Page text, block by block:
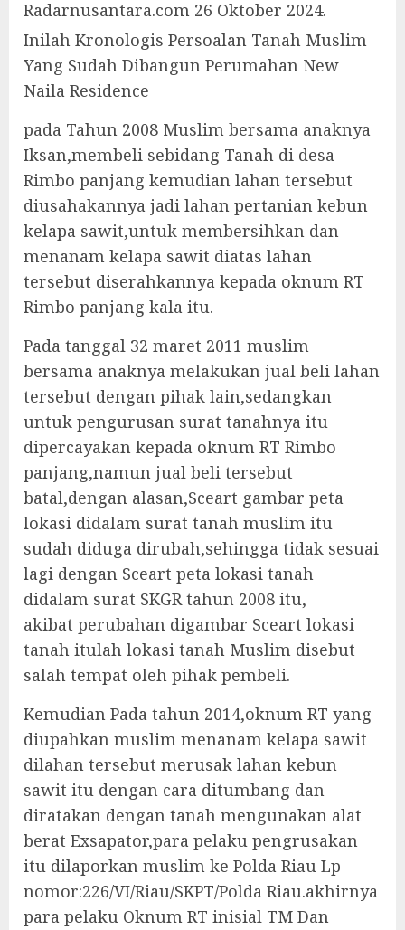
Radarnusantara.com 26 Oktober 2024.
Inilah Kronologis Persoalan Tanah Muslim
Yang Sudah Dibangun Perumahan New
Naila Residence
pada Tahun 2008 Muslim bersama anaknya
Iksan,membeli sebidang Tanah di desa
Rimbo panjang kemudian lahan tersebut
diusahakannya jadi lahan pertanian kebun
kelapa sawit,untuk membersihkan dan
menanam kelapa sawit diatas lahan
tersebut diserahkannya kepada oknum RT
Rimbo panjang kala itu.
Pada tanggal 32 maret 2011 muslim
bersama anaknya melakukan jual beli lahan
tersebut dengan pihak lain,sedangkan
untuk pengurusan surat tanahnya itu
dipercayakan kepada oknum RT Rimbo
panjang,namun jual beli tersebut
batal,dengan alasan,Sceart gambar peta
lokasi didalam surat tanah muslim itu
sudah diduga dirubah,sehingga tidak sesuai
lagi dengan Sceart peta lokasi tanah
didalam surat SKGR tahun 2008 itu,
akibat perubahan digambar Sceart lokasi
tanah itulah lokasi tanah Muslim disebut
salah tempat oleh pihak pembeli.
Kemudian Pada tahun 2014,oknum RT yang
diupahkan muslim menanam kelapa sawit
dilahan tersebut merusak lahan kebun
sawit itu dengan cara ditumbang dan
diratakan dengan tanah mengunakan alat
berat Exsapator,para pelaku pengrusakan
itu dilaporkan muslim ke Polda Riau Lp
nomor:226/VI/Riau/SKPT/Polda Riau.akhirnya
para pelaku Oknum RT inisial TM Dan